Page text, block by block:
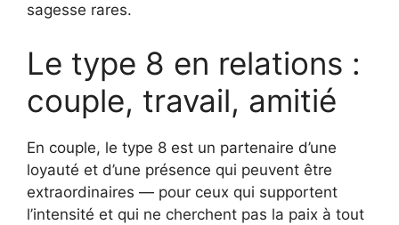
sagesse rares.
Le type 8 en relations :
couple, travail, amitié
En couple, le type 8 est un partenaire d’une
loyauté et d’une présence qui peuvent être
extraordinaires — pour ceux qui supportent
l’intensité et qui ne cherchent pas la paix à tout